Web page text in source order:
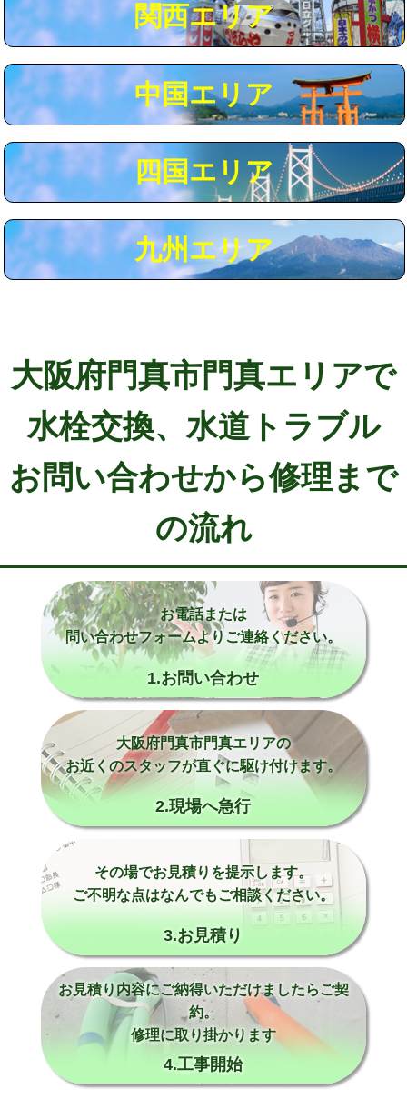
モルタル補修（厚さ10㎝まで） 27,500円
追加人工 16,500円
※給水管工事は20mmまでの価格です。
関西エリア
中国エリア
四国エリア
九州エリア
大阪府門真市門真エリアで
水栓交換、水道トラブル
お問い合わせから修理まで
の流れ
お電話または
問い合わせフォームよりご連絡ください。
1.お問い合わせ
大阪府門真市門真エリアの
お近くのスタッフが直ぐに駆け付けます。
2.現場へ急行
その場でお見積りを提示します。
ご不明な点はなんでもご相談ください。
3.お見積り
お見積り内容にご納得いただけましたらご契
約。
修理に取り掛かります
4.工事開始